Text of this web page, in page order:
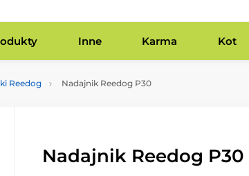
Inne Karma Kot
Reedog Nadajnik Reedog P30
Nadajnik Reedog P30